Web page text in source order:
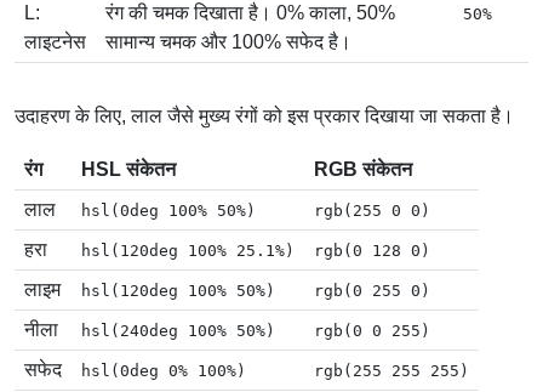
L:
लाइटनेस
रंग की चमक दिखाता है। 0% काला, 50%
सामान्य चमक और 100% सफेद है।
50%
उदाहरण के लिए, लाल जैसे मुख्य रंगों को इस प्रकार दिखाया जा सकता है।
रंग HSL संकेतन
RGB संकेतन
लाल
hsl(0deg 100% 50%) rgb(255 0 0)
हरा hsl(120deg 100% 25.1%) rgb(0 128 0)
लाइम hsl(120deg 100% 50%) rgb(0 255 0)
नीला hsl(240deg 100% 50%) rgb(0 0 255)
सफेद hsl(0deg 0% 100%) rgb(255 255 255)